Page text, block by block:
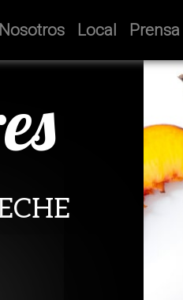
Nosotros Local Prensa